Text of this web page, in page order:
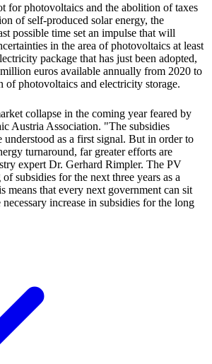
for photovoltaics and the abolition of taxes
of self-produced solar energy, the
possible time set an impulse that will
in the area of photovoltaics at least
package that has just been adopted,
euros available annually from 2020 to
of photovoltaics and electricity storage.
collapse in the coming year feared by
Austria Association. "The subsidies
understood as a first signal. But in order to
turnaround, far greater efforts are
expert Dr. Gerhard Rimpler. The PV
subsidies for the next three years as a
means that every next government can sit
increase in subsidies for the long